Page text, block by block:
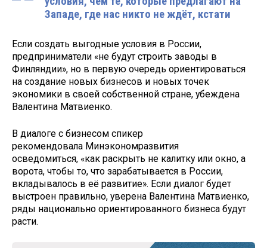
Западе, где нас никто не ждёт, кстати
Если создать выгодные условия в России,
предприниматели «не будут строить заводы в
Финляндии», но в первую очередь ориентироваться
на создание новых бизнесов и новых точек
экономики в своей собственной стране, убеждена
Валентина Матвиенко.
В диалоге с бизнесом спикер
рекомендовала Минэкономразвития
осведомиться, «как раскрыть не калитку или окно, а
ворота, чтобы то, что зарабатывается в России,
вкладывалось в её развитие». Если диалог будет
выстроен правильно, уверена Валентина Матвиенко,
ряды национально ориентированного бизнеса будут
расти.